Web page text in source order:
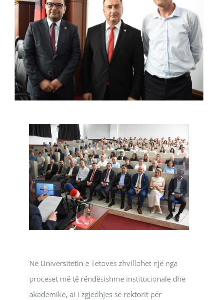
Image
Në Universitetin e Tetovës zhvillohet një nga
proceset më të rëndësishme institucionale dhe
akademike, ai i zgjedhjes së rektorit për